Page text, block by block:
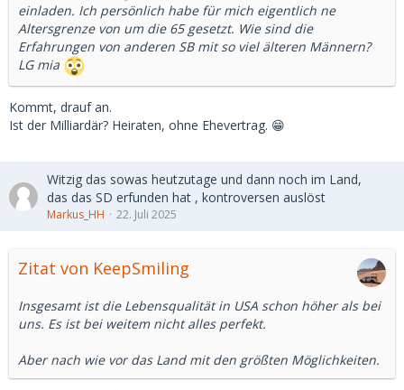
einladen. Ich persönlich habe für mich eigentlich ne
Altersgrenze von um die 65 gesetzt. Wie sind die
Erfahrungen von anderen SB mit so viel älteren Männern?
LG mia
Kommt, drauf an.
Ist der Milliardär? Heiraten, ohne Ehevertrag. 😁
Witzig das sowas heutzutage und dann noch im Land,
das das SD erfunden hat , kontroversen auslöst
Markus_HH 22. Juli 2025
Zitat von KeepSmiling
Insgesamt ist die Lebensqualität in USA schon höher als bei
uns. Es ist bei weitem nicht alles perfekt.
Aber nach wie vor das Land mit den größten Möglichkeiten.